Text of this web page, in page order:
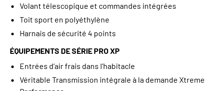
Volant télescopique et commandes intégrées
Toit sport en polyéthylène
Harnais de sécurité 4 points
ÉQUIPEMENTS DE SÉRIE PRO XP
Entrées d’air frais dans l’habitacle
Véritable Transmission intégrale à la demande Xtreme